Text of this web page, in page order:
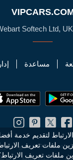
مساعدة
الأحكام العامة
لتقديم خدمة
ملفات تعريف
ملفات تعريف